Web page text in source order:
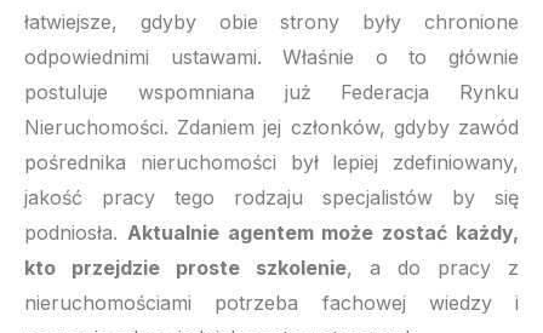
łatwiejsze, gdyby obie strony były chronione
odpowiednimi ustawami. Właśnie o to głównie
postuluje wspomniana już Federacja Rynku
Nieruchomości. Zdaniem jej członków, gdyby zawód
pośrednika nieruchomości był lepiej zdefiniowany,
jakość pracy tego rodzaju specjalistów by się
podniosła. Aktualnie agentem może zostać każdy,
kto przejdzie proste szkolenie, a do pracy z
nieruchomościami potrzeba fachowej wiedzy i